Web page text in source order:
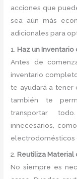
acciones que
sea aún más
adicionales para
1.Haz un
Antes de
inventario
te ayudará a tener
también te
transportar
innecesarios,
electrodomésticos
2.Reutiliza Material
No siempre es